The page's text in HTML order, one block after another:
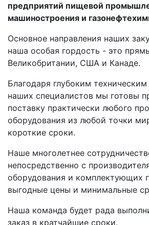
предприятий пищевой
машиностроения и
Основное направления наших
наша особая гордость - это
Великобритании, США и Канаде.
Благодаря глубоким
наших специалистов мы готовы
поставку практически любого
оборудования из любой точки
короткие сроки.
Наше многолетнее
непосредственно с
оборудования и комплектующих
выгодные цены и минимальные
Наша команда будет рада
заказ в кратчайшие сроки.